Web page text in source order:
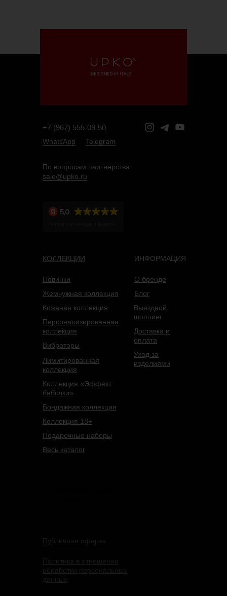
+7 (967) 555-09-50
КОЛЛЕКЦИИ ИНФОРМАЦИЯ
Новинки
Подарочные наборы
Жемчужная коллекция
Кожаная коллекция
Персонализированная
коллекция
Лимитированная
коллекция
Коллекция 18+
Весь каталог
О бренде
Блог
Уход за
изделиями
Коллекция «Эффект
бабочки»
Бондажная коллекция
Выездной
шоппинг
Доставка и
оплата
По вопросам партнерства:
sale@upko.ru
WhatsApp Telegram
Вибраторы